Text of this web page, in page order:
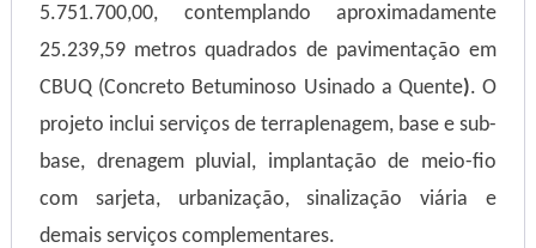
5.751.700,00, contemplando aproximadamente
25.239,59 metros quadrados de pavimentação em
CBUQ (Concreto Betuminoso Usinado a Quente). O
projeto inclui serviços de terraplenagem, base e sub-
base, drenagem pluvial, implantação de meio-fio
com sarjeta, urbanização, sinalização viária e
demais serviços complementares.